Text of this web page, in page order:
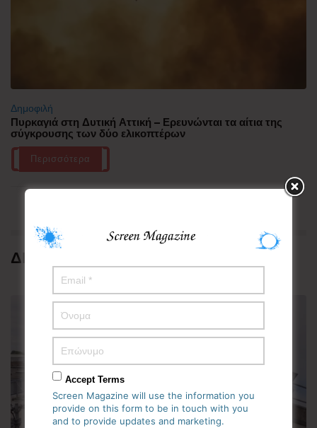
Δημοφιλή
Πυρκαγιά στη Δυτική Αττική – Ερευνώνται τα αίτια της
σύγκρουσης των δύο ελικοπτέρων
Περισσότερα
ΔΗΜΟΦΙΛΗ
Accept Terms
Screen Magazine will use the information you
provide on this form to be in touch with you
and to provide updates and marketing.